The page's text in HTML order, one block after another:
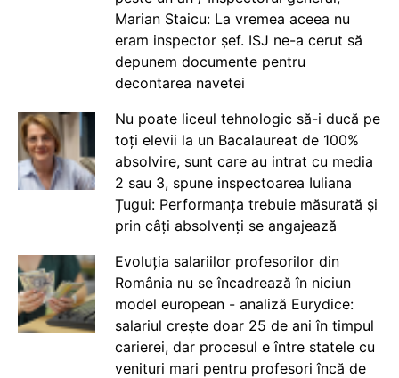
Marian Staicu: La vremea aceea nu
eram inspector șef. ISJ ne-a cerut să
depunem documente pentru
decontarea navetei
Nu poate liceul tehnologic să-i ducă pe
toți elevii la un Bacalaureat de 100%
absolvire, sunt care au intrat cu media
2 sau 3, spune inspectoarea Iuliana
Țugui: Performanța trebuie măsurată și
prin câți absolvenți se angajează
Evoluția salariilor profesorilor din
România nu se încadrează în niciun
model european - analiză Eurydice:
salariul crește doar 25 de ani în timpul
carierei, dar procesul e între statele cu
venituri mari pentru profesori încă de